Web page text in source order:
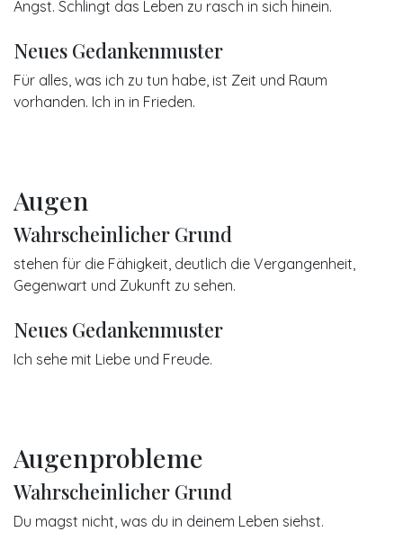
Angst. Schlingt das Leben zu rasch in sich hinein.
Neues Gedankenmuster
Für alles, was ich zu tun habe, ist Zeit und Raum
vorhanden. Ich in in Frieden.
Augen
Wahrscheinlicher Grund
stehen für die Fähigkeit, deutlich die Vergangenheit,
Gegenwart und Zukunft zu sehen.
Neues Gedankenmuster
Ich sehe mit Liebe und Freude.
Augenprobleme
Wahrscheinlicher Grund
Du magst nicht, was du in deinem Leben siehst.